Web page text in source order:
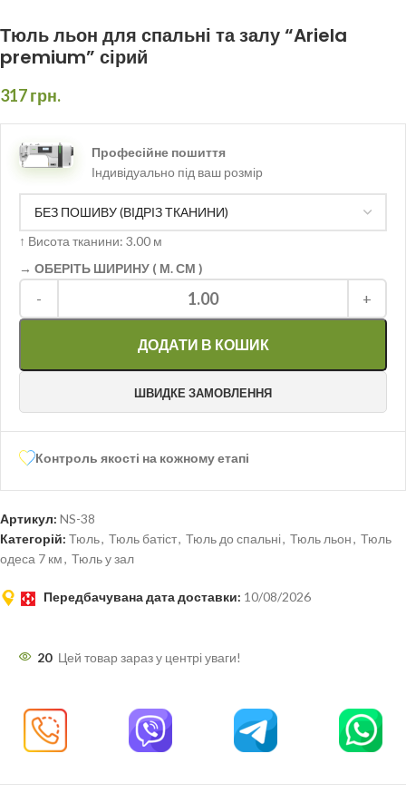
Тюль льон для спальні та залу “Ariela
premium” сірий
317грн.
Професійне пошиття
Індивідуально під ваш розмір
↑ Висота тканини: 3.00 м
→ ОБЕРІТЬ ШИРИНУ ( М. СМ )
- +
1.00
ДОДАТИ В КОШИК
ШВИДКЕ ЗАМОВЛЕННЯ
Контроль якості на кожному етапі
Артикул: NS-38
Категорій: Тюль, Тюль батіст, Тюль до спальні, Тюль льон, Тюль
одеса ​​7 км, Тюль у зал
Передбачувана дата доставки: 10/08/2026
20 Цей товар зараз у центрі уваги!